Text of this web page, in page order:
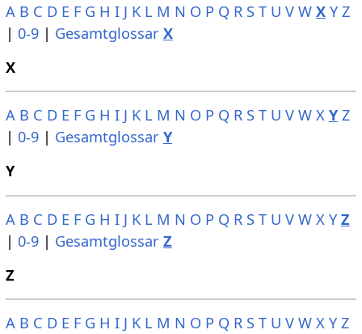
A B C D E F G H I J K L M N O P Q R S T U V W X Y Z
| 0-9| Gesamtglossar X
X
A B C D E F G H I J K L M N O P Q R S T U V W X Y Z
| 0-9| Gesamtglossar Y
Y
A B C D E F G H I J K L M N O P Q R S T U V W X Y Z
| 0-9| Gesamtglossar Z
Z
A B C D E F G H I J K L M N O P Q R S T U V W X Y Z